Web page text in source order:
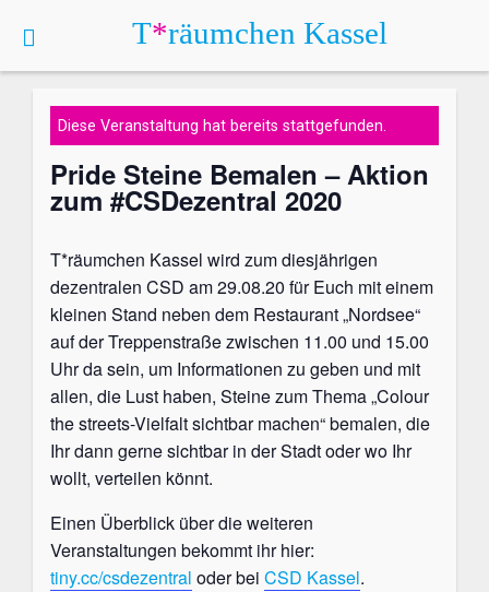
Kalender
Diese Veranstaltung hat bereits stattgefunden.
Pride Steine Bemalen – Aktion
zum #CSDezentral 2020
T*räumchen Kassel wird zum diesjährigen
dezentralen CSD am 29.08.20 für Euch mit einem
kleinen Stand neben dem Restaurant „Nordsee“
auf der Treppenstraße zwischen 11.00 und 15.00
Uhr da sein, um Informationen zu geben und mit
allen, die Lust haben, Steine zum Thema „Colour
the streets-Vielfalt sichtbar machen“ bemalen, die
Ihr dann gerne sichtbar in der Stadt oder wo Ihr
wollt, verteilen könnt.
Einen Überblick über die weiteren
Veranstaltungen bekommt ihr hier:
tiny.cc/csdezentral oder bei CSD Kassel.
T*räumchen Kassel